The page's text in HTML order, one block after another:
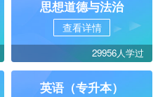
思想道德与法治
查看详情
29956人学过
英语（专升本）